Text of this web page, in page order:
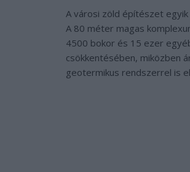
A városi zöld építészet
A 80 méter magas
4500 bokor és 15 ezer
csökkentésében, miközben
geotermikus rendszerrel is